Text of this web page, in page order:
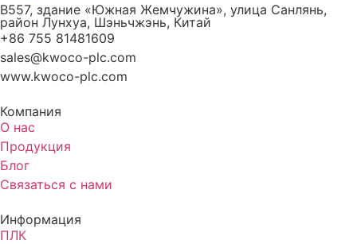
B557, здание «Южная Жемчужина», улица Санлянь,
район Лунхуа, Шэньчжэнь, Китай
+86 755 81481609
sales@kwoco-plc.com
www.kwoco-plc.com
Компания
О нас
Продукция
Блог
Связаться с нами
Информация
ПЛК